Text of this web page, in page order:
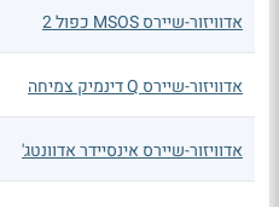
אדוויזור-שיירס MSOS כפול 2
אדוויזור-שיירס Q דינמיק צמיחה
אדוויזור-שיירס אינסיידר אדוונטג'